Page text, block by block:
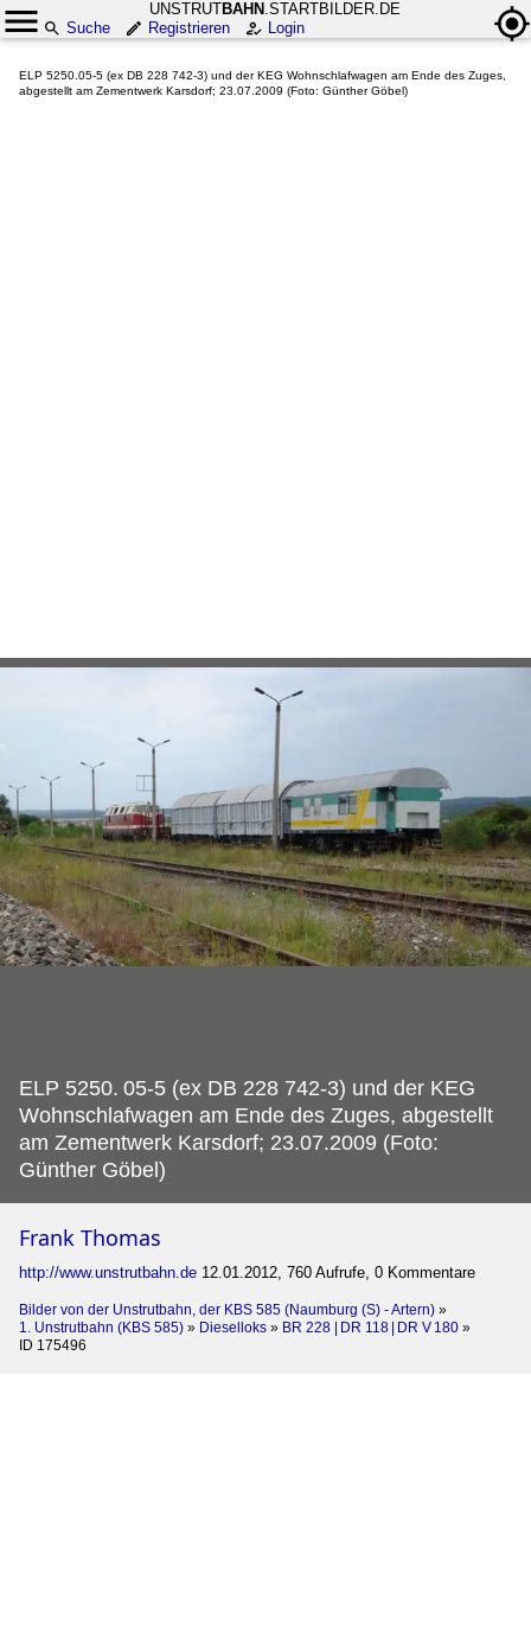
UNSTRUTBAHN .STARTBILDER.DE
Suche
Registrieren Login
ELP 5250.05-5 (ex DB 228 742-3) und der KEG Wohnschlafwagen am Ende des Zuges,
abgestellt am Zementwerk Karsdorf; 23.07.2009 (Foto: Günther Göbel)
ELP 5250. 05-5 (ex DB 228 742-3) und der KEG
Wohnschlafwagen am Ende des Zuges, abgestellt
am Zementwerk Karsdorf; 23.07.2009 (Foto:
Günther Göbel)
Frank Thomas
http://www.unstrutbahn.de 12.01.2012, 760 Aufrufe, 0 Kommentare
Bilder von der Unstrutbahn, der KBS 585 (Naumburg (S) - Artern) »
1. Unstrutbahn (KBS 585) » Dieselloks » BR 228 | DR 118 | DR V 180 »
ID 175496